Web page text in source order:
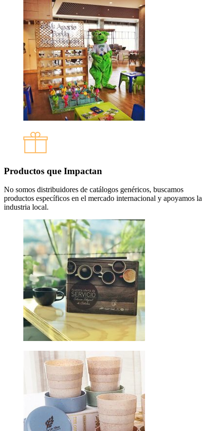
Productos que Impactan
No somos distribuidores de catálogos genéricos, buscamos
productos específicos en el mercado internacional y apoyamos la
industria local.